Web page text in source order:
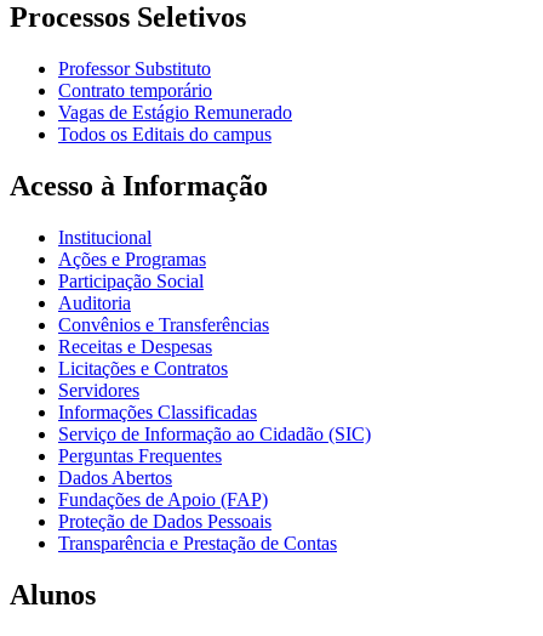
Processos Seletivos
Professor Substituto
Contrato temporário
Vagas de Estágio Remunerado
Todos os Editais do campus
Acesso à Informação
Institucional
Ações e Programas
Participação Social
Auditoria
Convênios e Transferências
Receitas e Despesas
Licitações e Contratos
Servidores
Informações Classificadas
Serviço de Informação ao Cidadão (SIC)
Perguntas Frequentes
Dados Abertos
Fundações de Apoio (FAP)
Proteção de Dados Pessoais
Transparência e Prestação de Contas
Alunos